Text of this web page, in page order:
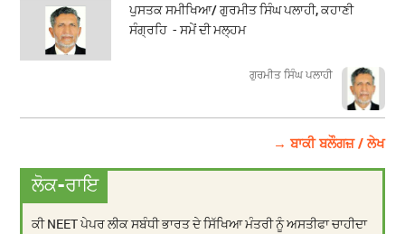
ਪੁਸਤਕ ਸਮੀਖਿਆ/ ਗੁਰਮੀਤ ਸਿੰਘ ਪਲਾਹੀ, ਕਹਾਣੀ
ਸੰਗ੍ਰਹਿ - ਸਮੇਂ ਦੀ ਮਲ੍ਹਮ
ਗੁਰਮੀਤ ਸਿੰਘ ਪਲਾਹੀ
→ ਬਾਕੀ ਬਲੌਗਜ਼ / ਲੇਖ
ਲੋਕ-ਰਾਇ
ਕੀ NEET ਪੇਪਰ ਲੀਕ ਸਬੰਧੀ ਭਾਰਤ ਦੇ ਸਿੱਖਿਆ ਮੰਤਰੀ ਨੂੰ ਅਸਤੀਫਾ ਚਾਹੀਦਾ